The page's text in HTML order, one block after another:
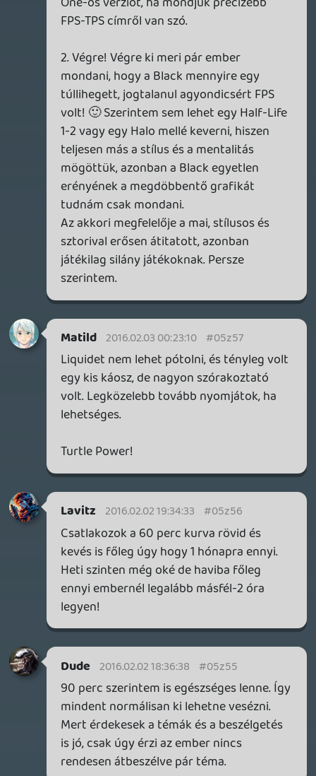
Matyiman
1.5-2 órás podkesztet csinálhatnátok így
havonta egyszer. Liquid azt szokta
mondani nem tudtok huzamosabb ideig
szórakoztatóak lenni. Nem a f*szt nem! 😃
Stinger 2016.02.02 14:44:04
Stinger 2016.02.02 14:44:04 #05z53
Jellemző... van akinek kaotikus, van aki
szerint pedig fantasztikus volt. Rajtatok
kiigazodni 🙂 Nyomjuk inkább Magyar
Rádió stílusban ? Bolondos Február révén
belefért szvsz egy kis csenevészség. a
következőnél ott lesz majd a csapat Han
Soloja, így mi Csubakkák nem csak
visítozni fogunk.
Btw amugy a team nem hazudtolta meg
magát, ilyen egy kedélyes baráti
beszélgetés, ha én vagyok a host és nincs
dreampage 2016.02.02 14:07:08 #05z52
Kaotikus volt, de nem volt azért olyan
rossz. Az tény, hogy a podcast Liquiddel az
Köszi!
liquid 2016.02.01 22:58:23
siklara 2016.02.02 13:44:24 #05z50
Liquid nem volt ott, hogy kordában
tartson minket. 😞 😃
amawaron@gmail.c
#05z4z
Igy latatlanban ROVID.
mcmacko 2016.02.02 13:10:39 #05z4y
Káoszkeszt.